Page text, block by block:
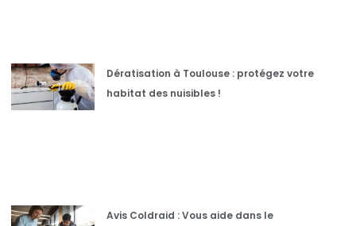
Dératisation à Toulouse : protégez votre
habitat des nuisibles !
Avis Coldraid : Vous aide dans le